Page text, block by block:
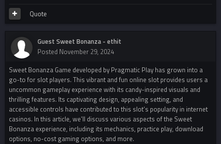
Quote
Guest Sweet Bonanza - ethit
Posted November 29, 2024
Sweet Bonanza Game developed by Pragmatic Play has grown into a
go-to for slot players. This vibrant and fun online slot provides users a
uncommon gameplay experience with its candy-inspired visuals and
thrilling features. Its captivating design, appealing setting, and
accessible controls have contributed to this slot’s popularity in internet
casinos. In this article, we’ll discuss various aspects of the Sweet
Bonanza experience, including its mechanics, practice play, download
options, no-cost gaming options, and more.